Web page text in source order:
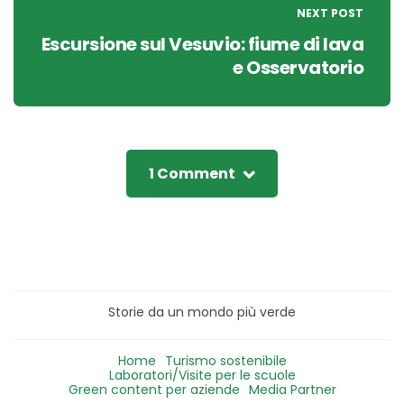
NEXT POST
Escursione sul Vesuvio: fiume di lava
e Osservatorio
1 Comment
Storie da un mondo più verde
Home Turismo sostenibile
Laboratori/Visite per le scuole
Green content per aziende Media Partner